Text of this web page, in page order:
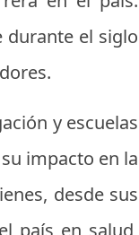
durante el siglo
y escuelas
impacto en la
desde sus
país en salud,